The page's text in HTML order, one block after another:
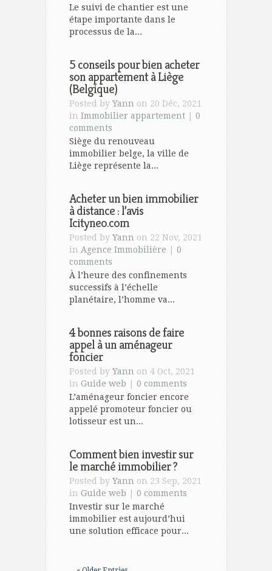
Le suivi de chantier est une
étape importante dans le
processus de la...
5 conseils pour bien acheter
son appartement à Liège
(Belgique)
Posted by Yann on 20 Déc, 2021
in Immobilier appartement
0
comments
Siège du renouveau
immobilier belge, la ville de
Liège représente la...
Acheter un bien immobilier
à distance : l’avis
Icityneo.com
Posted by Yann on 22 Nov, 2021
in Agence Immobilière
0
comments
À l’heure des confinements
successifs à l’échelle
planétaire, l’homme va...
4 bonnes raisons de faire
appel à un aménageur
foncier
Posted by Yann on 4 Oct, 2021
in Guide web
0 comments
L’aménageur foncier encore
appelé promoteur foncier ou
lotisseur est un...
Comment bien investir sur
le marché immobilier ?
Posted by Yann on 23 Sep, 2021
in Guide web
0 comments
Investir sur le marché
immobilier est aujourd’hui
une solution efficace pour...